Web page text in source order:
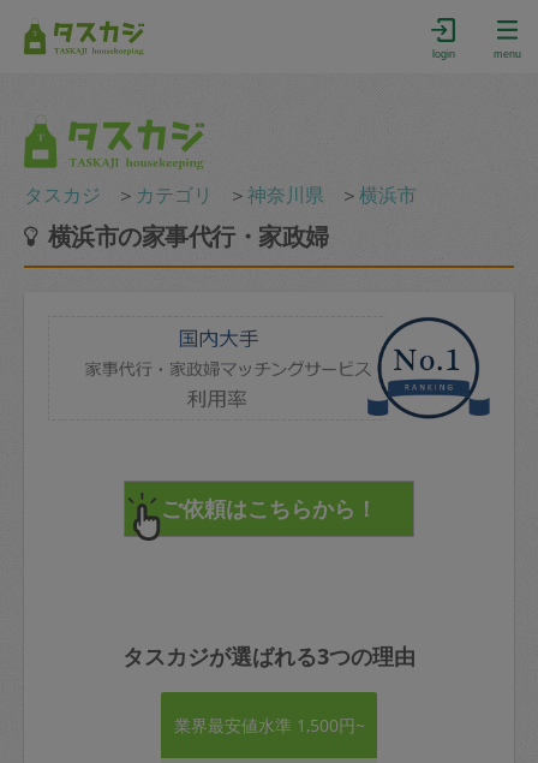
login menu
タスカジ ＞ カテゴリ ＞神奈川県 ＞横浜市
横浜市の家事代行・家政婦
タスカジが選ばれる3つの理由
業界最安値水準 1,500円~